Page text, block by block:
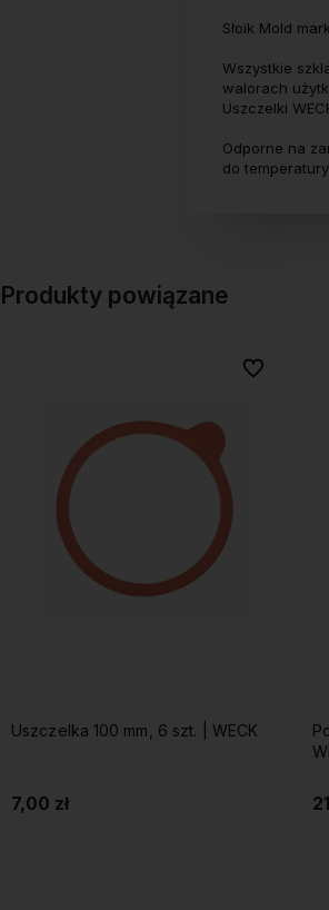
Słoik Mold
Wszystkie
walorach
Uszczelki
Odporne na
do temperatury
Produkty powiązane
Uszczelka 100 mm, 6 szt. | WECK
7,00 zł
Do ulubionych